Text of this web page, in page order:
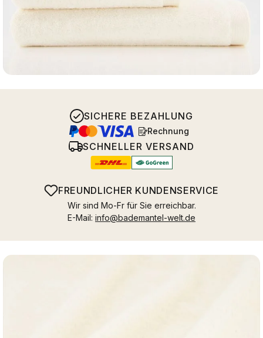
SICHERE BEZAHLUNG
Rechnung
SCHNELLER VERSAND
FREUNDLICHER KUNDENSERVICE
Wir sind Mo-Fr für Sie erreichbar.
E-Mail: info@bademantel-welt.de